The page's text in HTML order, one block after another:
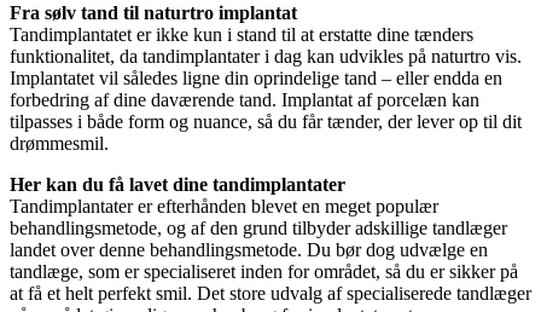
Fra sølv tand til naturtro implantat
Tandimplantatet er ikke kun i stand til at erstatte dine tænders
funktionalitet, da tandimplantater i dag kan udvikles på naturtro vis.
Implantatet vil således ligne din oprindelige tand – eller endda en
forbedring af dine daværende tand. Implantat af porcelæn kan
tilpasses i både form og nuance, så du får tænder, der lever op til dit
drømmesmil.
Her kan du få lavet dine tandimplantater
Tandimplantater er efterhånden blevet en meget populær
behandlingsmetode, og af den grund tilbyder adskillige tandlæger
landet over denne behandlingsmetode. Du bør dog udvælge en
tandlæge, som er specialiseret inden for området, så du er sikker på
at få et helt perfekt smil. Det store udvalg af specialiserede tandlæger